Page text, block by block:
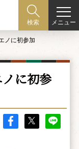
検索 メニュー
ノに初参加
に初参